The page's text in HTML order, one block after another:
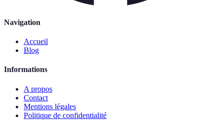
Navigation
Accueil
Blog
Informations
A propos
Contact
Mentions légales
Politique de confidentialité